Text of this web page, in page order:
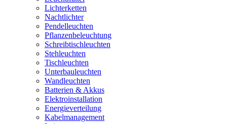
Lichterketten
Nachtlichter
Pendelleuchten
Pflanzenbeleuchtung
Schreibtischleuchten
Stehleuchten
Tischleuchten
Unterbauleuchten
Wandleuchten
Batterien & Akkus
Elektroinstallation
Energieverteilung
Kabelmanagement